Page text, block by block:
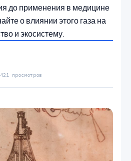
до применения в медицине
о влиянии этого газа на
и экосистему.
421 просмотров